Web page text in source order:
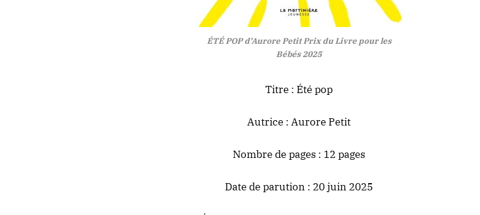
ÉTÉ POP d’Aurore Petit Prix du Livre pour les
Bébés 2025
Titre : Été pop
Autrice : Aurore Petit
Nombre de pages : 12 pages
Date de parution : 20 juin 2025